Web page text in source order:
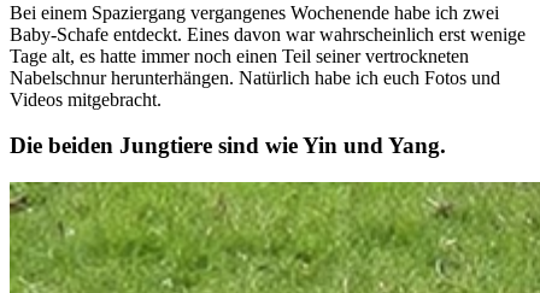
Bei einem Spaziergang vergangenes Wochenende habe ich zwei
Baby-Schafe entdeckt. Eines davon war wahrscheinlich erst wenige
Tage alt, es hatte immer noch einen Teil seiner vertrockneten
Nabelschnur herunterhängen. Natürlich habe ich euch Fotos und
Videos mitgebracht.
Die beiden Jungtiere sind wie Yin und Yang.